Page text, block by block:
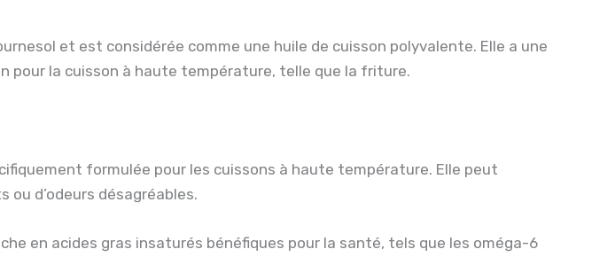
et est considérée comme une huile de cuisson polyvalente. Elle a une
pour la cuisson à haute température, telle que la friture.
formulée pour les cuissons à haute température. Elle peut
d’odeurs désagréables.
en acides gras insaturés bénéfiques pour la santé, tels que les oméga-6